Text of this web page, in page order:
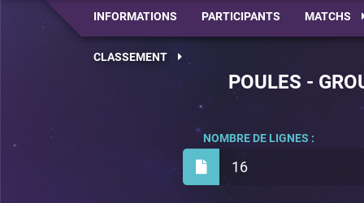
INFORMATIONS PARTICIPANTS MATCHS
CLASSEMENT
POULES -
16
NOMBRE DE LIGNES :